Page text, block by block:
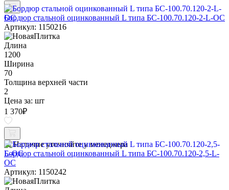
Бордюр стальной оцинкованный L типа БС-100.70.120-2-L-ОС
Артикул: 1150216
Длина
1200
Ширина
70
Толщина верхней части
2
Цена за: шт
1 370₽
Наличие уточняйте у менеджера
Бордюр стальной оцинкованный L типа БС-100.70.120-2,5-L-
ОС
Артикул: 1150242